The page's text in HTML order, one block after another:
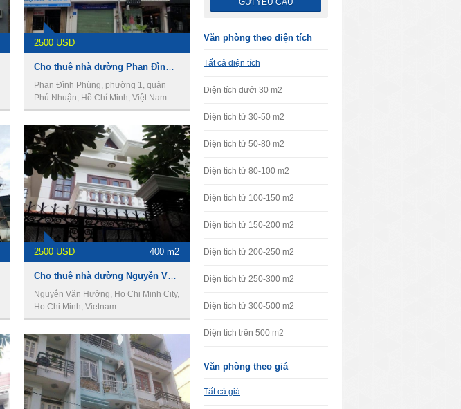
2500 USD
Cho thuê nhà đường Phan Đình Phùng, phường 1, Quận Phú Nhuận
Phan Đình Phùng, phường 1, quận
Phú Nhuận, Hồ Chí Minh, Việt Nam
2500 USD 400 m2
Cho thuê nhà đường Nguyễn Văn Hưởng, giá 2500 USD/tháng.
Nguyễn Văn Hưởng, Ho Chi Minh City,
Ho Chi Minh, Vietnam
Văn phòng theo diện tích
Tất cả diện tích
Diện tích dưới 30 m2
Diện tích từ 30-50 m2
Diện tích từ 50-80 m2
Diện tích từ 80-100 m2
Diện tích từ 100-150 m2
Diện tích từ 150-200 m2
Diện tích từ 200-250 m2
Diện tích từ 250-300 m2
Diện tích từ 300-500 m2
Diện tích trên 500 m2
Văn phòng theo giá
Tất cả giá